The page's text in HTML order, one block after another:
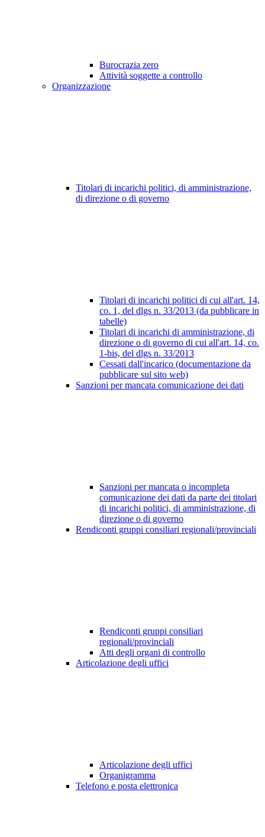
Burocrazia zero
Attività soggette a controllo
Organizzazione
Titolari di incarichi politici, di amministrazione,
di direzione o di governo
Titolari di incarichi politici di cui all'art. 14,
co. 1, del dlgs n. 33/2013 (da pubblicare in
tabelle)
Titolari di incarichi di amministrazione, di
direzione o di governo di cui all'art. 14, co.
1-bis, del dlgs n. 33/2013
Cessati dall'incarico (documentazione da
pubblicare sul sito web)
Sanzioni per mancata comunicazione dei dati
Sanzioni per mancata o incompleta
comunicazione dei dati da parte dei titolari
di incarichi politici, di amministrazione, di
direzione o di governo
Rendiconti gruppi consiliari regionali/provinciali
Rendiconti gruppi consiliari
regionali/provinciali
Atti degli organi di controllo
Articolazione degli uffici
Articolazione degli uffici
Organigramma
Telefono e posta elettronica